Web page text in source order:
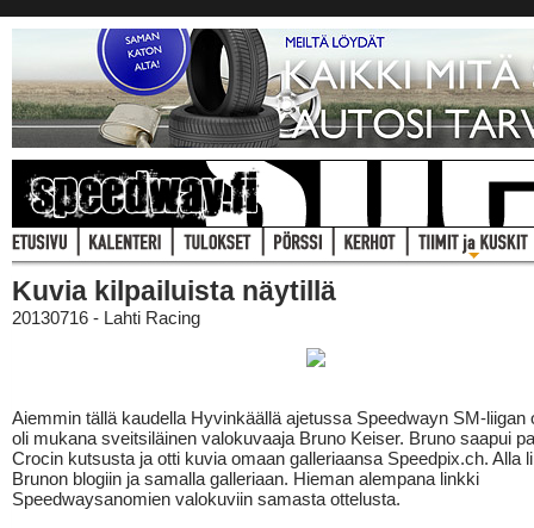
Kuvia kilpailuista näytillä
20130716 - Lahti Racing
Aiemmin tällä kaudella Hyvinkäällä ajetussa Speedwayn SM-liigan
oli mukana sveitsiläinen valokuvaaja Bruno Keiser. Bruno saapui
Crocin kutsusta ja otti kuvia omaan galleriaansa Speedpix.ch. Alla
Brunon blogiin ja samalla galleriaan. Hieman alempana linkki
Speedwaysanomien valokuviin samasta ottelusta.